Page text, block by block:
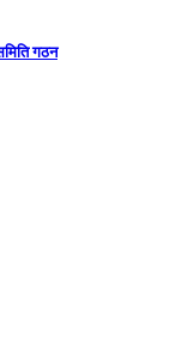
गठन